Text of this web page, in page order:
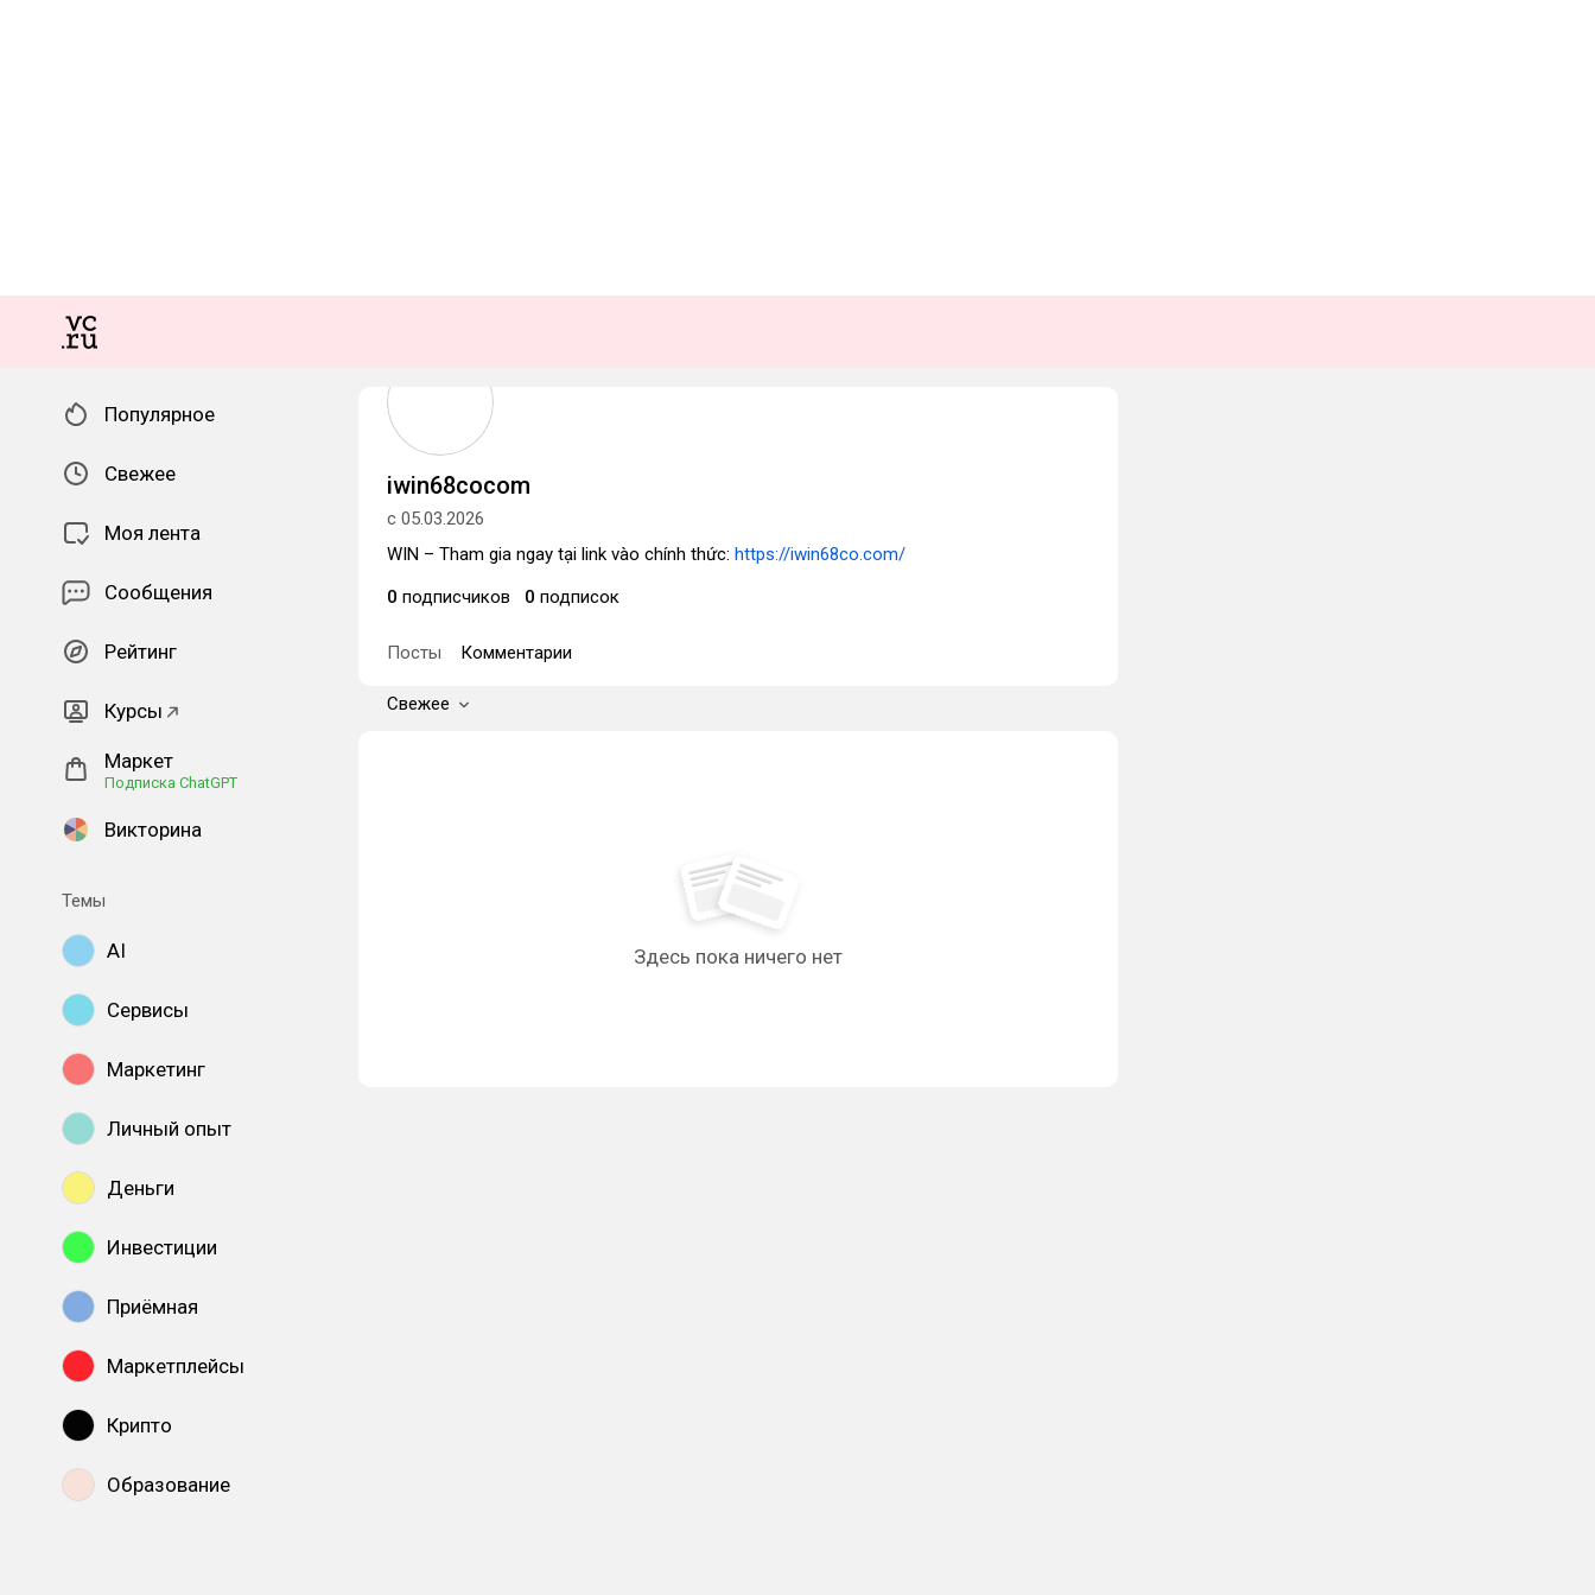
Популярное
Свежее
Моя лента
Сообщения
Рейтинг
Курсы
Маркет
Подписка ChatGPT
Викторина
Темы
AI
Сервисы
Маркетинг
Личный опыт
Деньги
Инвестиции
Приёмная
Маркетплейсы
Крипто
Образование
iwin68cocom
с 05.03.2026
WIN – Tham gia ngay tại link vào chính thức: https://iwin68co.com/
0 подписчиков 0 подписок
Посты Комментарии
Свежее
Здесь пока ничего нет